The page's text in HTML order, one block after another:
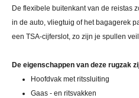
De flexibele buitenkant van de reistas
in de auto, vliegtuig of het bagagerek
een TSA-cijferslot, zo zijn je spullen
De eigenschappen van deze rugzak
Hoofdvak met ritssluiting
Gaas - en ritsvakken